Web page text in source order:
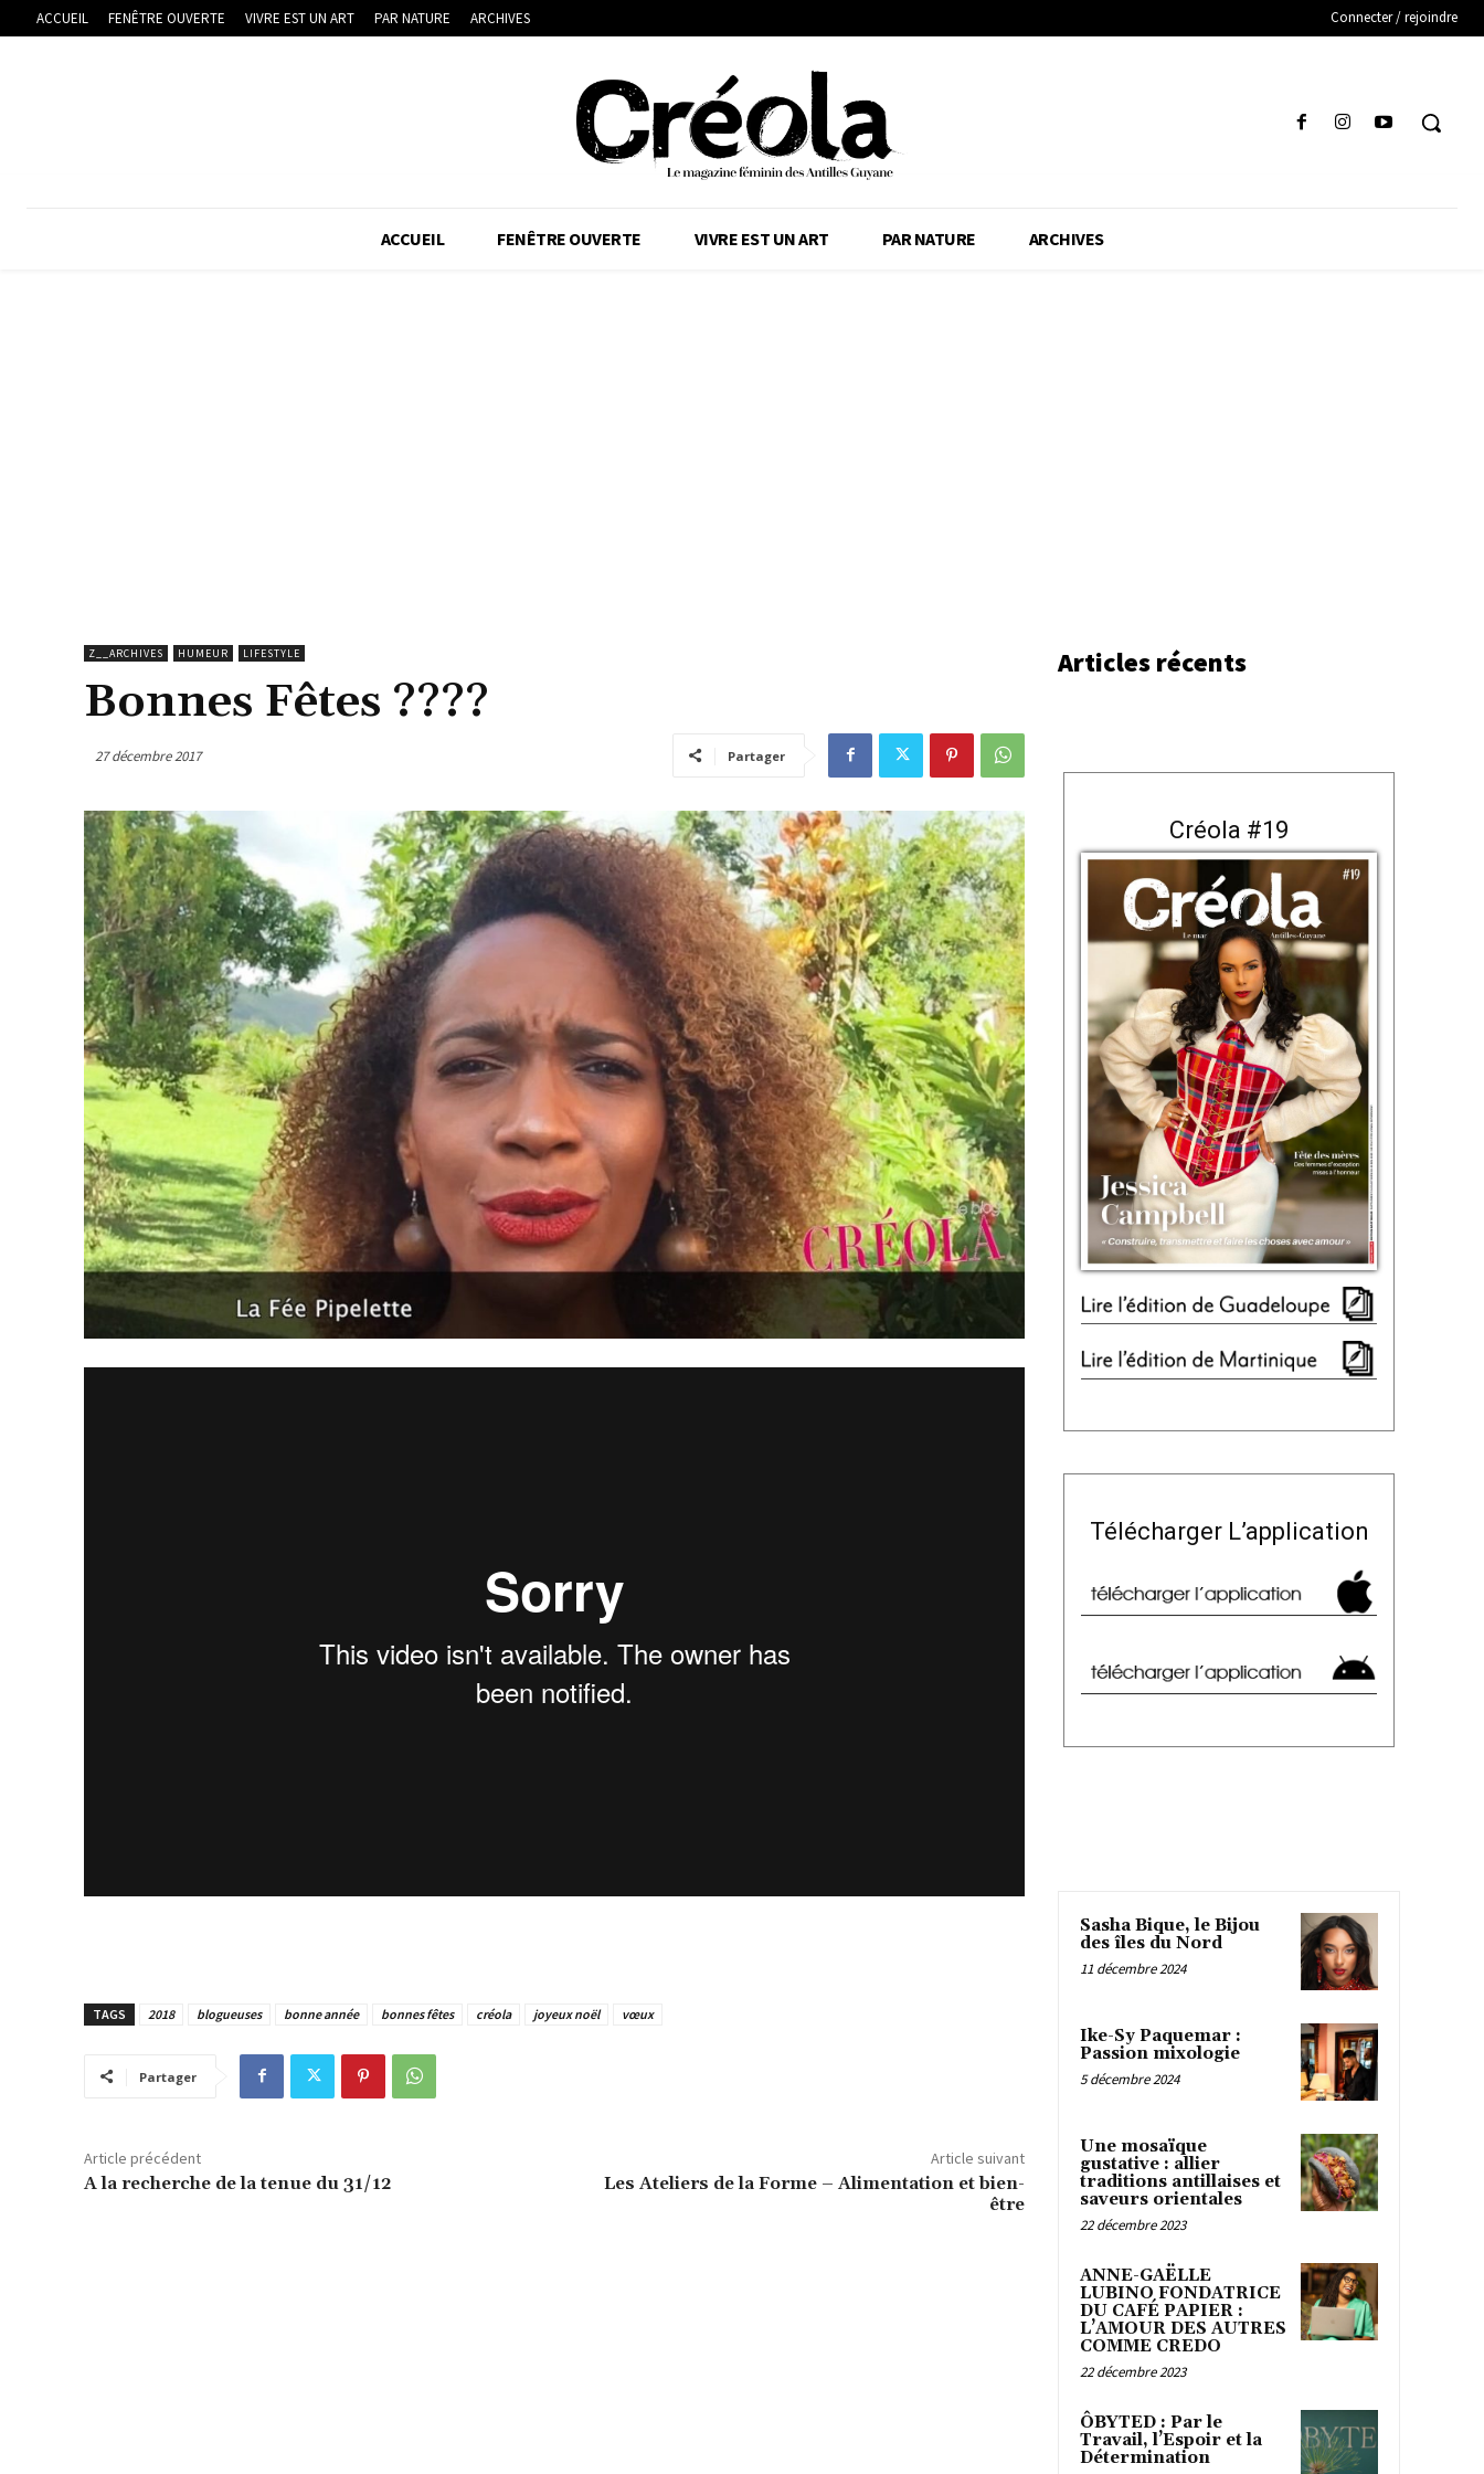
ACCUEIL FENÊTRE OUVERTE VIVRE EST UN ART PAR NATURE ARCHIVES Connecter / rejoindre
ACCUEIL FENÊTRE OUVERTE VIVRE EST UN ART PAR NATURE ARCHIVES
Z__ARCHIVES HUMEUR LIFESTYLE
Bonnes Fêtes ????
27 décembre 2017 Partager
TAGS 2018 blogueuses bonne année bonnes fêtes créola joyeux noël vœux
Partager
Article précédent
A la recherche de la tenue du 31/12
Article suivant
Les Ateliers de la Forme – Alimentation et bien-
être
Articles récents
Créola #19
Télécharger L’application
Sasha Bique, le Bijou
des îles du Nord
11 décembre 2024
Ike-Sy Paquemar :
Passion mixologie
5 décembre 2024
Une mosaïque
gustative : allier
traditions antillaises et
saveurs orientales
22 décembre 2023
ANNE-GAËLLE
LUBINO FONDATRICE
DU CAFÉ PAPIER :
L’AMOUR DES AUTRES
COMME CREDO
22 décembre 2023
ÔBYTED : Par le
Travail, l’Espoir et la
Détermination